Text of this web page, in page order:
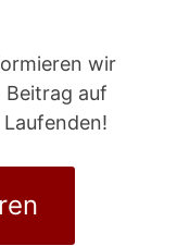
wir
Beitrag auf